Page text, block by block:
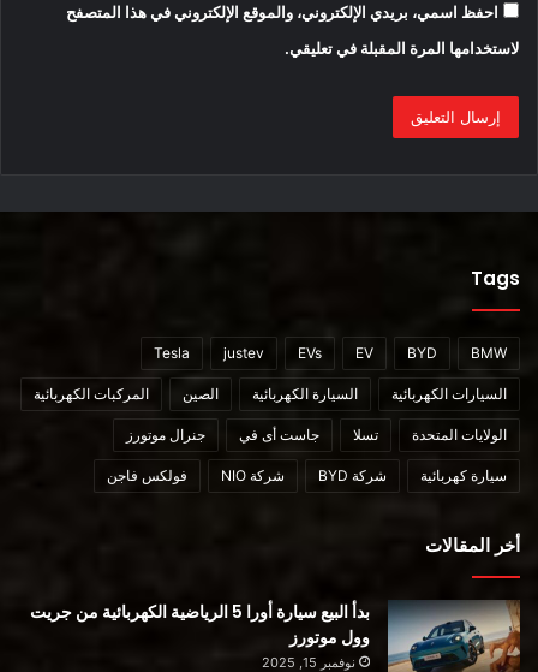
العالمية ، روري هارفي:
هذه خطوات مهمة بالنسبة لكاديلاك ، حيث أننا نفي بوعدنا بتقديم
سيارة كهربائية تقدم أكثر من 300 ميل من المدى ونتحرك نحو
محفظة سيارات كهربائية بالكامل بحلول عام 2030. ستحدد كاديلاك
القادمة ، ويبدأ كل شيء بـ السيارة LYRIQ .
احفظ اسمي، بريدي الإلكتروني، والموقع الإلكتروني في هذا المتصفح
لاستخدامها المرة المقبلة في تعليقي.
Tags
BMW
BYD
EV
EVs
justev
Tesla
السيارات الكهربائية السيارة الكهربائية الصين المركبات الكهربائية
الولايات المتحدة تسلا جاست أى في جنرال موتورز
سيارة كهربائية شركة BYD شركة NIO فولكس فاجن
أخر المقالات
بدأ البيع سيارة أورا 5 الرياضية الكهربائية من جريت
وول موتورز
نوفمبر 15, 2025